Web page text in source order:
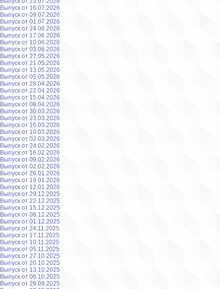
Выпуск от 16.07.2026
Выпуск от 09.07.2026
Выпуск от 01.07.2026
Выпуск от 24.06.2026
Выпуск от 17.06.2026
Выпуск от 10.06.2026
Выпуск от 03.06.2026
Выпуск от 27.05.2026
Выпуск от 21.05.2026
Выпуск от 13.05.2026
Выпуск от 05.05.2026
Выпуск от 28.04.2026
Выпуск от 22.04.2026
Выпуск от 15.04.2026
Выпуск от 08.04.2026
Выпуск от 30.03.2026
Выпуск от 23.03.2026
Выпуск от 16.03.2026
Выпуск от 10.03.2026
Выпуск от 02.03.2026
Выпуск от 24.02.2026
Выпуск от 16.02.2026
Выпуск от 09.02.2026
Выпуск от 02.02.2026
Выпуск от 26.01.2026
Выпуск от 19.01.2026
Выпуск от 12.01.2026
Выпуск от 29.12.2025
Выпуск от 22.12.2025
Выпуск от 15.12.2025
Выпуск от 08.12.2025
Выпуск от 01.12.2025
Выпуск от 24.11.2025
Выпуск от 17.11.2025
Выпуск от 10.11.2025
Выпуск от 05.11.2025
Выпуск от 27.10.2025
Выпуск от 20.10.2025
Выпуск от 13.10.2025
Выпуск от 06.10.2025
Выпуск от 29.09.2025